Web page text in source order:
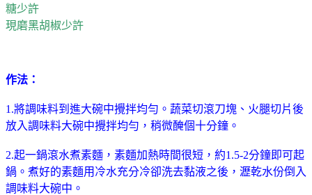
糖少許
現磨黑胡椒少許
作法：
1.將調味料到進大碗中攪拌均勻。蔬菜切滾刀塊、火腿切片後
放入調味料大碗中攪拌均勻，稍微醃個十分鐘。
2.起一鍋滾水煮素麵，素麵加熱時間很短，約1.5-2分鐘即可起
鍋。煮好的素麵用冷水充分冷卻洗去黏液之後，瀝乾水份倒入
調味料大碗中。